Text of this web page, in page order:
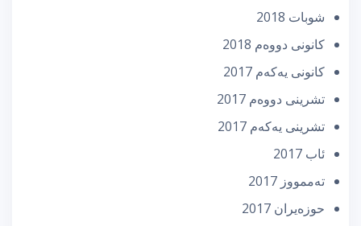
شوبات 2018
كانونی دووه‌م 2018
كانونی یه‌كه‌م 2017
تشرینی دووه‌م 2017
تشرینی یه‌كه‌م 2017
ئاب 2017
تەممووز 2017
حوزه‌یران 2017